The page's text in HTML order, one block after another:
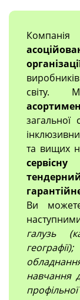
світу.
загальної
та вищих
Ви
галузь
навчання